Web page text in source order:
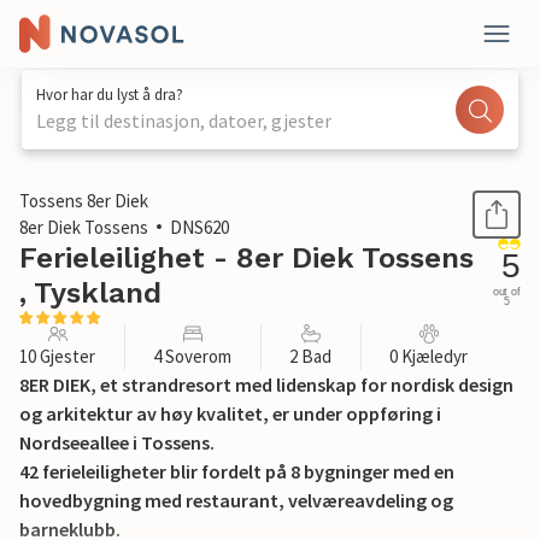
Hvor har du lyst å dra?
Legg til destinasjon, datoer, gjester
1 / 42
Tossens 8er Diek
8er Diek Tossens
DNS620
Ferieleilighet - 8er Diek Tossens
, Tyskland
5
out of
5
10 Gjester 4 Soverom 2 Bad 0 Kjæledyr
8ER DIEK, et strandresort med lidenskap for nordisk design
og arkitektur av høy kvalitet, er under oppføring i
Nordseeallee i Tossens.
42 ferieleiligheter blir fordelt på 8 bygninger med en
hovedbygning med restaurant, velværeavdeling og
barneklubb.